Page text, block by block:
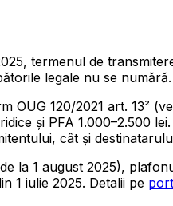
termenul de
legale nu se numără.
OUG 120/2021 art. 13²
și PFA 1.000–2.500
cât și
la 1 august 2025),
1 iulie 2025. Detalii pe